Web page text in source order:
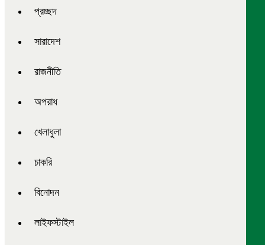
প্রচ্ছদ
সারাদেশ
রাজনীতি
অপরাধ
খেলাধুলা
চাকরি
বিনোদন
লাইফস্টাইল